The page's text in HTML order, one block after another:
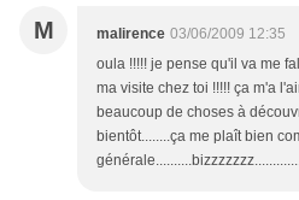
M malirence 03/06/2009 12:35
oula !!!!! je pense qu'il va me
ma visite chez toi !!!!! ça m'a
beaucoup de choses à
bientôt........ça me plaît bien